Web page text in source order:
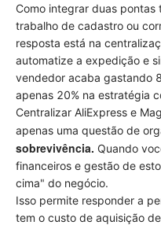
Como integrar duas
trabalho de cadastro ou
resposta está na
automatize a expedição e
vendedor acaba gastando
apenas 20% na estratégia
Centralizar AliExpress e
apenas uma questão de
sobrevivência. Quando
financeiros e gestão de
cima" do negócio.
Isso permite responder a
tem o custo de aquisição